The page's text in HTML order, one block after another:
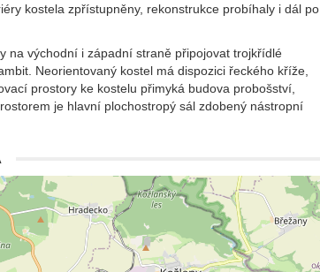
kostela zpřístupněny, rekonstrukce probíhaly i dál po
na východní i západní straně připojovat trojkřídlé
Neorientovaný kostel má dispozici řeckého kříže,
prostory ke kostelu přimyká budova probošství,
je hlavní plochostropý sál zdobený nástropní